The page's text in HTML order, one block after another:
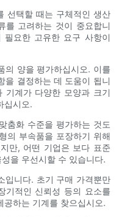
선택할 때는 구체적인 생산
를 고려하는 것이 중요합니
요한 고유한 요구 사항이
의 양을 평가하십시오. 이를
을 결정하는 데 도움이 됩니
기계가 다양한 모양과 크기
십시오.
춤화 수준을 평가하는 것도
의 부속품을 포장하기 위해
만, 어떤 기업은 보다 표준
을 우선시할 수 있습니다.
입니다. 초기 구매 가격뿐만
기적인 신뢰성 등의 요소를
공하는 기계를 찾으십시오.